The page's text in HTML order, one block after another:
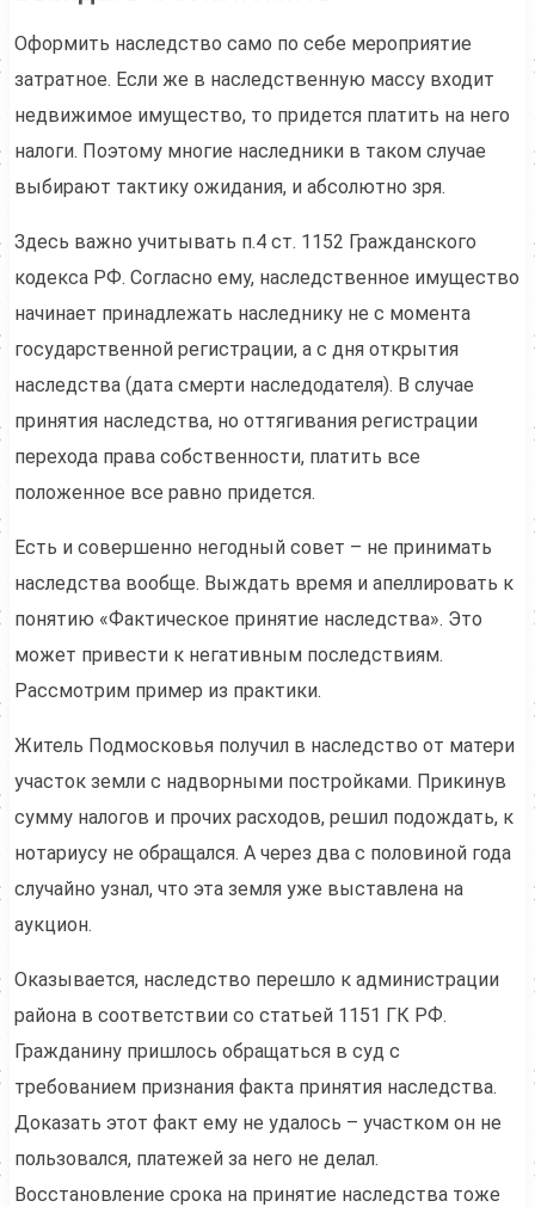
Оформить наследство само по себе мероприятие
затратное. Если же в наследственную массу входит
недвижимое имущество, то придется платить на него
налоги. Поэтому многие наследники в таком случае
выбирают тактику ожидания, и абсолютно зря.
Здесь важно учитывать п.4 ст. 1152 Гражданского
кодекса РФ. Согласно ему, наследственное имущество
начинает принадлежать наследнику не с момента
государственной регистрации, а с дня открытия
наследства (дата смерти наследодателя). В случае
принятия наследства, но оттягивания регистрации
перехода права собственности, платить все
положенное все равно придется.
Есть и совершенно негодный совет – не принимать
наследства вообще. Выждать время и апеллировать к
понятию «Фактическое принятие наследства». Это
может привести к негативным последствиям.
Рассмотрим пример из практики.
Житель Подмосковья получил в наследство от матери
участок земли с надворными постройками. Прикинув
сумму налогов и прочих расходов, решил подождать, к
нотариусу не обращался. А через два с половиной года
случайно узнал, что эта земля уже выставлена на
аукцион.
Оказывается, наследство перешло к администрации
района в соответствии со статьей 1151 ГК РФ.
Гражданину пришлось обращаться в суд с
требованием признания факта принятия наследства.
Доказать этот факт ему не удалось – участком он не
пользовался, платежей за него не делал.
Восстановление срока на принятие наследства тоже